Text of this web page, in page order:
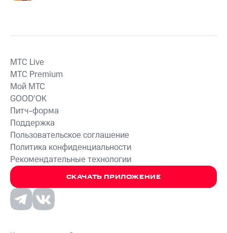
СКАЧАТЬ ПРИЛОЖЕНИЕ
MTС Live
MTС Premium
Мой МТС
GOOD’OK
Питч-форма
Поддержка
Пользовательское соглашение
Политика конфиденциальности
Рекомендательные технологии